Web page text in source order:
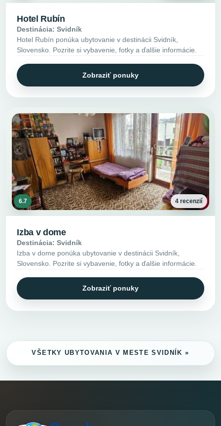
Hotel Rubín
Destinácia: Svidník
Hotel Rubín ponúka ubytovanie v destinácii Svidník,
Slovensko. Pozrite si vybavenie, fotky a ďalšie informácie.
Zobraziť ponuky
6.7 4 recenzií
Izba v dome
Destinácia: Svidník
Izba v dome ponúka ubytovanie v destinácii Svidník,
Slovensko. Pozrite si vybavenie, fotky a ďalšie informácie.
Zobraziť ponuky
VŠETKY UBYTOVANIA V MESTE SVIDNÍK »